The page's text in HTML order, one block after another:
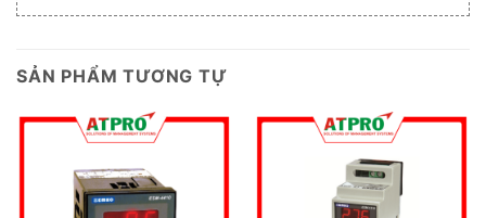
SẢN PHẨM TƯƠNG TỰ